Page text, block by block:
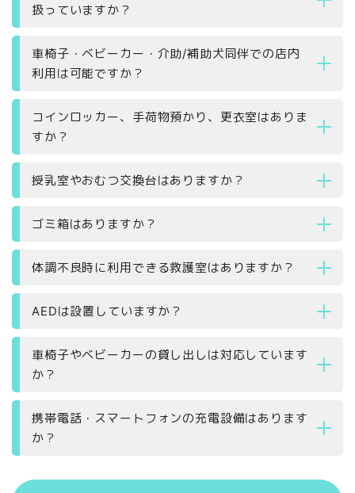
扱っていますか？
車椅子・ベビーカー・介助/補助犬同伴での店内
利用は可能ですか？
コインロッカー、手荷物預かり、更衣室はありま
すか？
授乳室やおむつ交換台はありますか？
ゴミ箱はありますか？
体調不良時に利用できる救護室はありますか？
AEDは設置していますか？
車椅子やベビーカーの貸し出しは対応しています
か？
携帯電話・スマートフォンの充電設備はあります
か？